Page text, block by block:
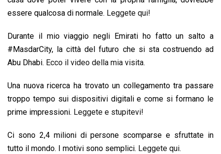
essere qualcosa di normale. Leggete qui!
Durante il mio viaggio negli Emirati ho fatto un salto a
#MasdarCity, la città del futuro che si sta costruendo ad
Abu Dhabi. Ecco il video della mia visita.
Una nuova ricerca ha trovato un collegamento tra passare
troppo tempo sui dispositivi digitali e come si formano le
prime impressioni. Leggete e stupitevi!
Ci sono 2,4 milioni di persone scomparse e sfruttate in
tutto il mondo. I motivi sono semplici. Leggete qui.